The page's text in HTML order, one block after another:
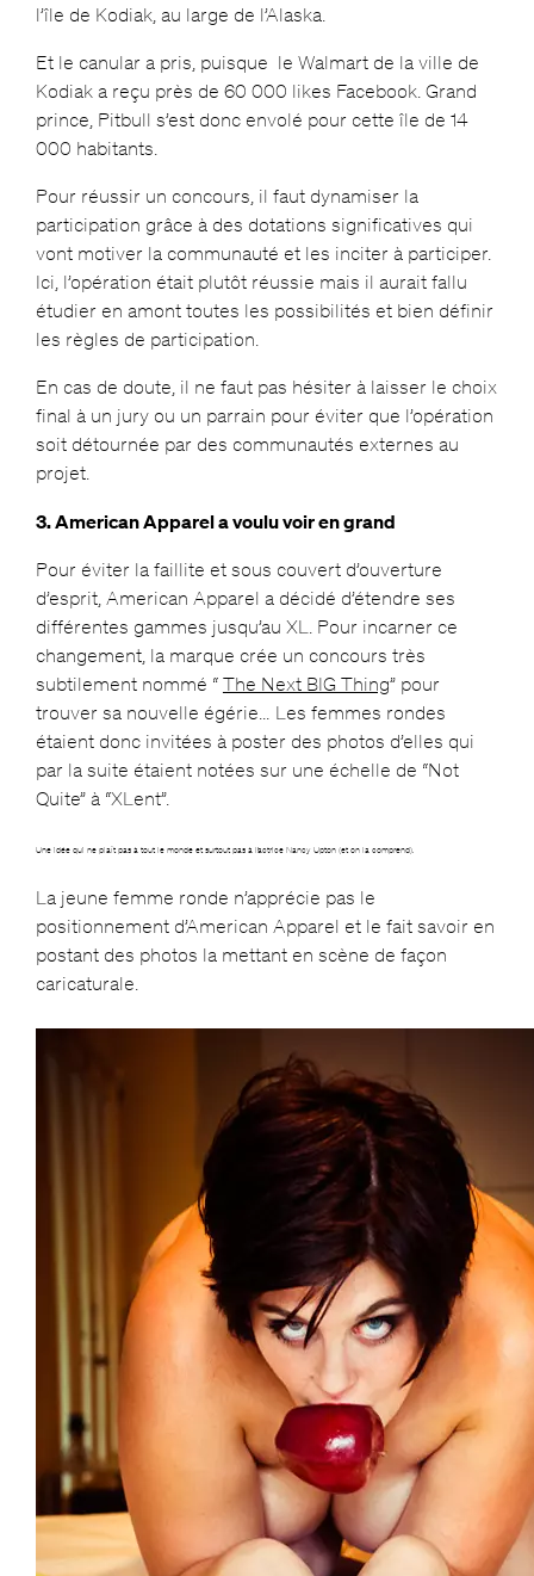
l’île de Kodiak, au large de l’Alaska.
Et le canular a pris, puisque le Walmart de la ville de
Kodiak a reçu près de 60 000 likes Facebook. Grand
prince, Pitbull s’est donc envolé pour cette île de 14
000 habitants.
Pour réussir un concours, il faut dynamiser la
participation grâce à des dotations significatives qui
vont motiver la communauté et les inciter à participer.
Ici, l’opération était plutôt réussie mais il aurait fallu
étudier en amont toutes les possibilités et bien définir
les règles de participation.
En cas de doute, il ne faut pas hésiter à laisser le choix
final à un jury ou un parrain pour éviter que l’opération
soit détournée par des communautés externes au
projet.
3. American Apparel a voulu voir en grand
Pour éviter la faillite et sous couvert d’ouverture
d’esprit, American Apparel a décidé d’étendre ses
différentes gammes jusqu’au XL. Pour incarner ce
changement, la marque crée un concours très
subtilement nommé “ The Next BIG Thing” pour
trouver sa nouvelle égérie… Les femmes rondes
étaient donc invitées à poster des photos d’elles qui
par la suite étaient notées sur une échelle de “Not
Quite” à “XLent”.
Une idée qui ne plaît pas à tout le monde et surtout pas à l’actrice Nancy Upton (et on la comprend).
La jeune femme ronde n’apprécie pas le
positionnement d’American Apparel et le fait savoir en
postant des photos la mettant en scène de façon
caricaturale.